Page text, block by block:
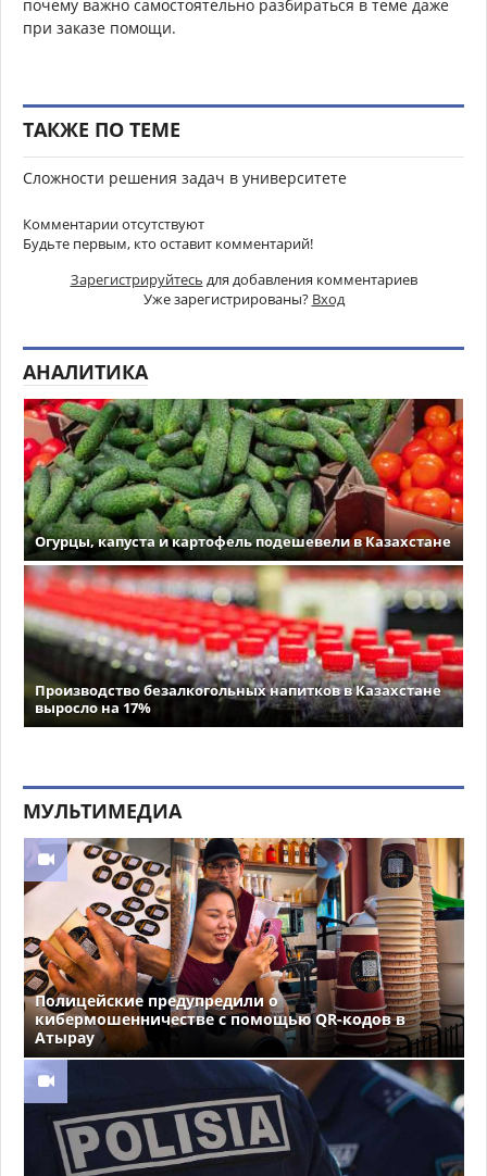
почему важно самостоятельно разбираться в теме даже
при заказе помощи.
ТАКЖЕ ПО ТЕМЕ
Сложности решения задач в университете
Комментарии отсутствуют
Будьте первым, кто оставит комментарий!
Зарегистрируйтесь для добавления комментариев
Уже зарегистрированы? Вход
АНАЛИТИКА
Огурцы, капуста и картофель подешевели в Казахстане
Производство безалкогольных напитков в Казахстане
выросло на 17%
МУЛЬТИМЕДИА
Полицейские предупредили о
кибермошенничестве с помощью QR-кодов в
Атырау